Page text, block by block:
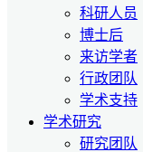
科研人员
博士后
来访学者
行政团队
学术支持
学术研究
研究团队